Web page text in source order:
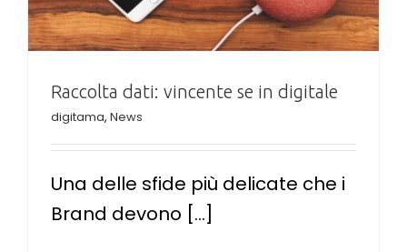
Raccolta dati: vincente se in digitale
digitama, News
Una delle sfide più delicate che i
Brand devono [...]